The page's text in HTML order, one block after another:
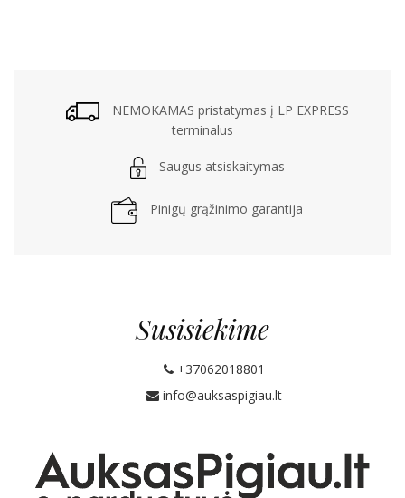
NEMOKAMAS pristatymas į LP EXPRESS
terminalus
Saugus atsiskaitymas
Pinigų grąžinimo garantija
Susisiekime
+37062018801
info@auksaspigiau.lt